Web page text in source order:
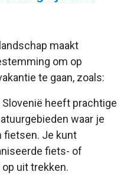
maakt
om op
te gaan, zoals:
Slovenië heeft prachtige
waar je
fietsen. Je kunt
fiets- of
uit trekken.